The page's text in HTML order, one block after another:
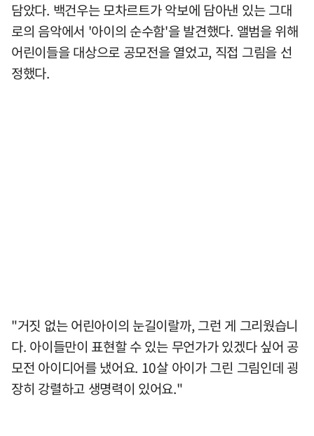
담았다. 백건우는 모차르트가 악보에 담아낸 있는 그대
로의 음악에서 '아이의 순수함'을 발견했다. 앨범을 위해
어린이들을 대상으로 공모전을 열었고, 직접 그림을 선
정했다.
"거짓 없는 어린아이의 눈길이랄까, 그런 게 그리웠습니
다. 아이들만이 표현할 수 있는 무언가가 있겠다 싶어 공
모전 아이디어를 냈어요. 10살 아이가 그린 그림인데 굉
장히 강렬하고 생명력이 있어요."